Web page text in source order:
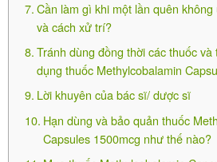
-Ăn không ngon.
-Tiêu chảy.
Cần làm gì khi một lần quên
và cách xử trí?
Tránh dùng đồng thời các thuốc
dụng thuốc Methylcobalamin
Lời khuyên của bác sĩ/ dược sĩ
Hạn dùng và bảo quản thuốc
Capsules 1500mcg như thế nào?